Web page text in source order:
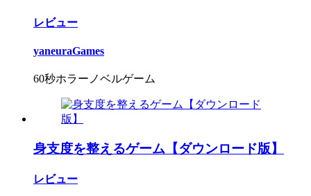
レビュー
yaneuraGames
60秒ホラーノベルゲーム
身支度を整えるゲーム【ダウンロード版】
レビュー